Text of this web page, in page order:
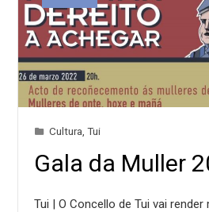
Cultura ,Tui
Gala da Muller
Tui | O Concello de Tui vai render